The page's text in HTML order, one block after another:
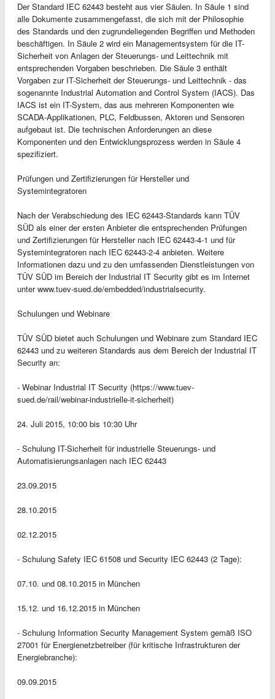
Der Standard IEC 62443 besteht aus vier Säulen. In Säule 1 sind
alle Dokumente zusammengefasst, die sich mit der Philosophie
des Standards und den zugrundeliegenden Begriffen und Methoden
beschäftigen. In Säule 2 wird ein Managementsystem für die IT-
Sicherheit von Anlagen der Steuerungs- und Leittechnik mit
entsprechenden Vorgaben beschrieben. Die Säule 3 enthält
Vorgaben zur IT-Sicherheit der Steuerungs- und Leittechnik - das
sogenannte Industrial Automation and Control System (IACS). Das
IACS ist ein IT-System, das aus mehreren Komponenten wie
SCADA-Applikationen, PLC, Feldbussen, Aktoren und Sensoren
aufgebaut ist. Die technischen Anforderungen an diese
Komponenten und den Entwicklungsprozess werden in Säule 4
spezifiziert.
Prüfungen und Zertifizierungen für Hersteller und
Systemintegratoren
Nach der Verabschiedung des IEC 62443-Standards kann TÜV
SÜD als einer der ersten Anbieter die entsprechenden Prüfungen
und Zertifizierungen für Hersteller nach IEC 62443-4-1 und für
Systemintegratoren nach IEC 62443-2-4 anbieten. Weitere
Informationen dazu und zu den umfassenden Dienstleistungen von
TÜV SÜD im Bereich der Industrial IT Security gibt es im Internet
unter www.tuev-sued.de/embedded/industrialsecurity.
Schulungen und Webinare
TÜV SÜD bietet auch Schulungen und Webinare zum Standard IEC
62443 und zu weiteren Standards aus dem Bereich der Industrial IT
Security an:
- Webinar Industrial IT Security (https://www.tuev-
sued.de/rail/webinar-industrielle-it-sicherheit)
24. Juli 2015, 10:00 bis 10:30 Uhr
- Schulung IT-Sicherheit für industrielle Steuerungs- und
Automatisierungsanlagen nach IEC 62443
23.09.2015
28.10.2015
02.12.2015
- Schulung Safety IEC 61508 und Security IEC 62443 (2 Tage):
07.10. und 08.10.2015 in München
15.12. und 16.12.2015 in München
- Schulung Information Security Management System gemäß ISO
27001 für Energienetzbetreiber (für kritische Infrastrukturen der
Energiebranche):
09.09.2015